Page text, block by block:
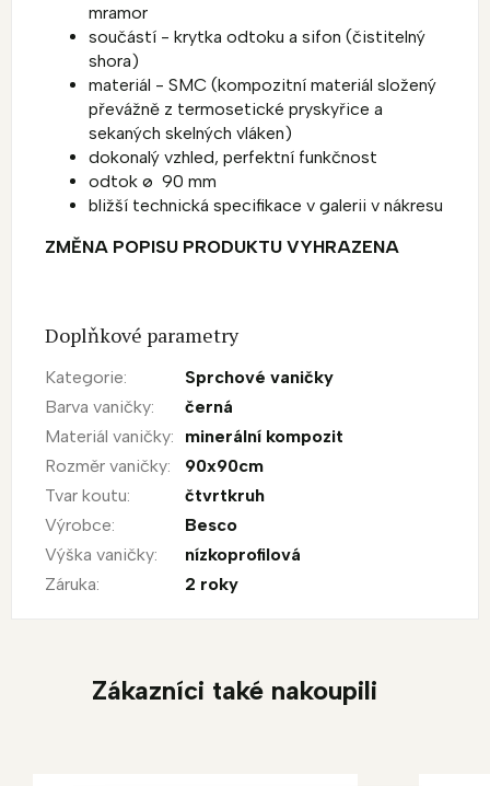
mramor
součástí - krytka odtoku a sifon (čistitelný
shora)
materiál - SMC (kompozitní materiál složený
převážně z termosetické pryskyřice a
sekaných skelných vláken)
dokonalý vzhled, perfektní funkčnost
odtok ø 90 mm
bližší technická specifikace v galerii v nákresu
ZMĚNA POPISU PRODUKTU VYHRAZENA
Doplňkové parametry
Kategorie:
Sprchové vaničky
Barva vaničky:
černá
Materiál vaničky:
minerální kompozit
Rozměr vaničky:
90x90cm
Tvar koutu:
čtvrtkruh
Výrobce:
Besco
Výška vaničky:
nízkoprofilová
Záruka: 2 roky
Zákazníci také nakoupili